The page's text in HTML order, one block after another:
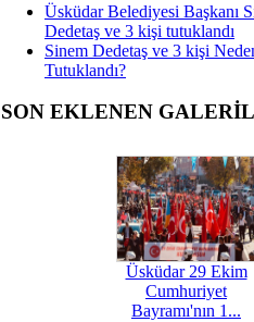
Üsküdar Belediyesi Başkanı
Dedetaş ve 3 kişi tutuklandı
Sinem Dedetaş ve 3 kişi
Tutuklandı?
SON EKLENEN
Üsküdar 29 Ekim
Cumhuriyet
Bayramı'nın 1...